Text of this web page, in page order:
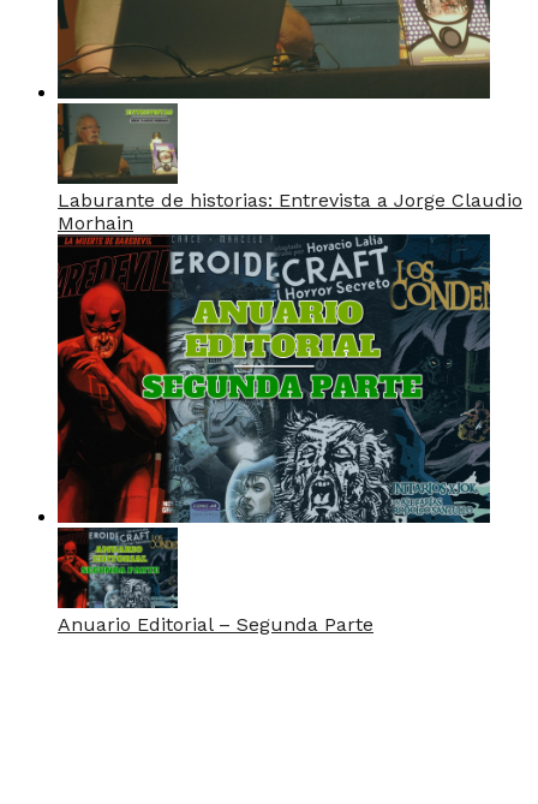
Laburante de historias: Entrevista a Jorge Claudio
Morhain
Anuario Editorial – Segunda Parte